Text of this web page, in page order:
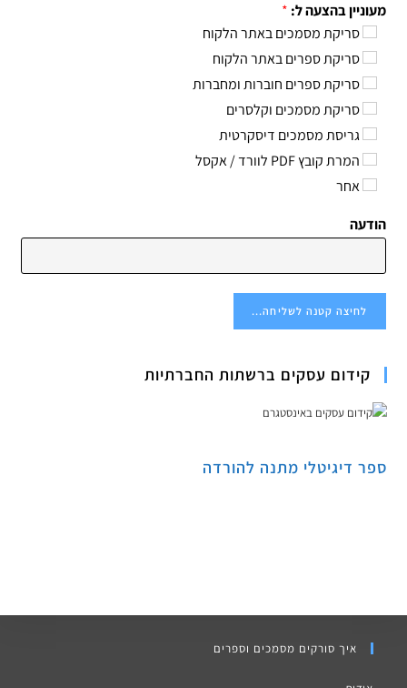
מעוניין בהצעה ל: *
סריקת מסמכים באתר הלקוח
סריקת ספרים באתר הלקוח
סריקת ספרים חוברות ומחברות
סריקת מסמכים וקלסרים
גריסת מסמכים דיסקרטית
המרת קובץ PDF לוורד / אקסל
אחר
הודעה
לחיצה קטנה לשליחה...
קידום עסקים ברשתות החברתיות
ספר דיגיטלי מתנה להורדה
איך סורקים מסמכים וספרים